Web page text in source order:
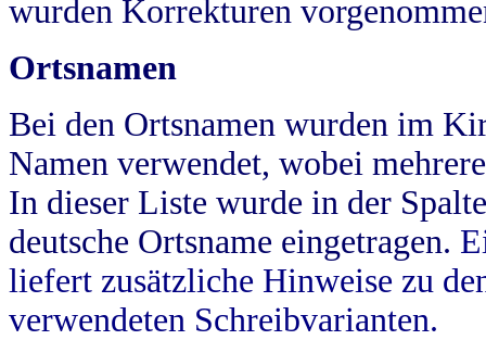
wurden Korrekturen
Ortsnamen
Bei den Ortsnamen wurden im
Namen verwendet, wobei
In dieser Liste wurde in der
deutsche Ortsname eingetragen.
liefert zusätzliche Hinweise zu
verwendeten Schreibvarianten.